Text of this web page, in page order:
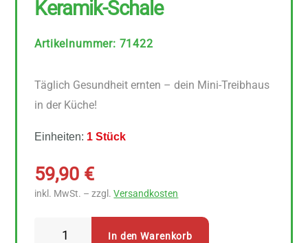
Keramik-Schale
Artikelnummer: 71422
Täglich Gesundheit ernten – dein Mini-Treibhaus
in der Küche!
Einheiten: 1 Stück
59,90 €
inkl. MwSt. – zzgl.Versandkosten
In den Warenkorb